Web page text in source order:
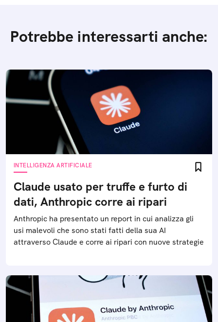
Potrebbe interessarti anche:
INTELLIGENZA ARTIFICIALE
Claude usato per truffe e furto di
dati, Anthropic corre ai ripari
Anthropic ha presentato un report in cui analizza gli
usi malevoli che sono stati fatti della sua AI
attraverso Claude e corre ai ripari con nuove strategie